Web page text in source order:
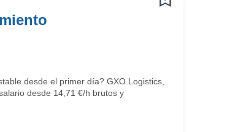
desde el primer día? GXO Logistics,
desde 14,71 €/h brutos y